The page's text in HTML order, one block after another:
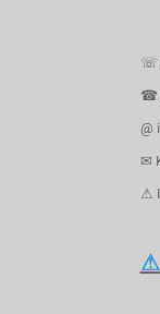
☏
☎
@
✉
⚠
⚠